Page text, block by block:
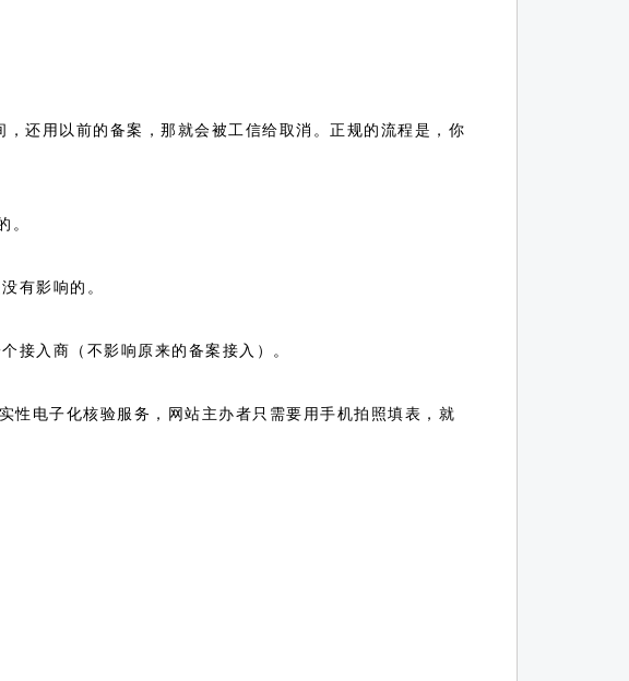
还用以前的备案，那就会被工信给取消。正规的流程是，你
有影响的。
接入商（不影响原来的备案接入）。
电子化核验服务，网站主办者只需要用手机拍照填表，就